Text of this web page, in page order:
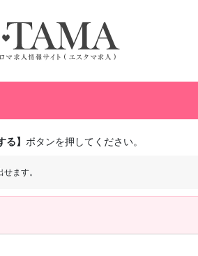
る】 ボタンを押してください。
ます。